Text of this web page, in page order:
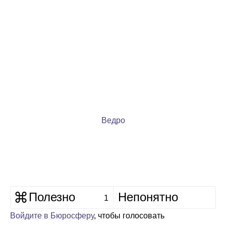
Ведро
Полезно 1 Непонятно
Войдите в Бюросферу, чтобы голосовать